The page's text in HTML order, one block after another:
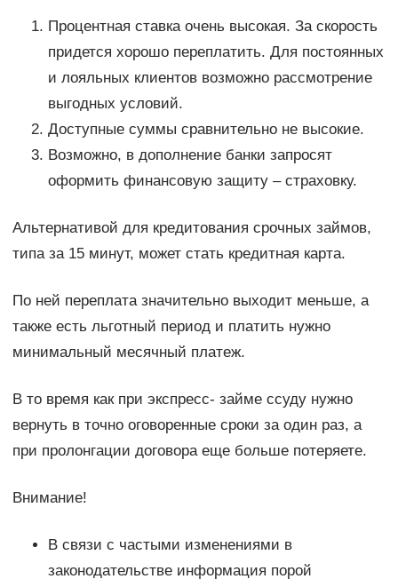
Процентная ставка очень высокая. За скорость
придется хорошо переплатить. Для постоянных
и лояльных клиентов возможно рассмотрение
выгодных условий.
Доступные суммы сравнительно не высокие.
Возможно, в дополнение банки запросят
оформить финансовую защиту – страховку.
Альтернативой для кредитования срочных займов,
типа за 15 минут, может стать кредитная карта.
По ней переплата значительно выходит меньше, а
также есть льготный период и платить нужно
минимальный месячный платеж.
В то время как при экспресс- займе ссуду нужно
вернуть в точно оговоренные сроки за один раз, а
при пролонгации договора еще больше потеряете.
Внимание!
В связи с частыми изменениями в
законодательстве информация порой